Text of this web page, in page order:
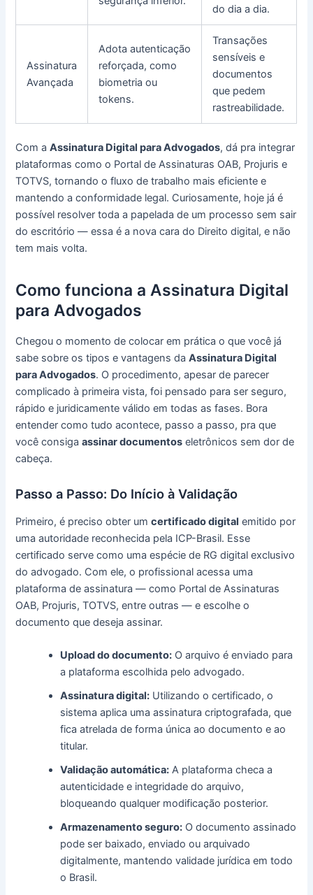
do dia a dia.
Assinatura
Avançada
Adota autenticação
reforçada, como
biometria ou
tokens.
Transações
sensíveis e
documentos
que pedem
rastreabilidade.
Com aAssinatura Digital para Advogados, dá pra integrar
plataformas como o Portal de Assinaturas OAB, Projuris e
TOTVS, tornando o fluxo de trabalho mais eficiente e
mantendo a conformidade legal. Curiosamente, hoje já é
possível resolver toda a papelada de um processo sem sair
do escritório — essa é a nova cara do Direito digital, e não
tem mais volta.
Como funciona a Assinatura Digital
para Advogados
Chegou o momento de colocar em prática o que você já
sabe sobre os tipos e vantagens daAssinatura Digital
para Advogados. O procedimento, apesar de parecer
complicado à primeira vista, foi pensado para ser seguro,
rápido e juridicamente válido em todas as fases. Bora
entender como tudo acontece, passo a passo, pra que
você consigaassinar documentos eletrônicos sem dor de
cabeça.
Passo a Passo: Do Início à Validação
Primeiro, é preciso obter umcertificado digital emitido por
uma autoridade reconhecida pela ICP-Brasil. Esse
certificado serve como uma espécie de RG digital exclusivo
do advogado. Com ele, o profissional acessa uma
plataforma de assinatura — como Portal de Assinaturas
OAB, Projuris, TOTVS, entre outras — e escolhe o
documento que deseja assinar.
Upload do documento: O arquivo é enviado para
a plataforma escolhida pelo advogado.
Assinatura digital: Utilizando o certificado, o
sistema aplica uma assinatura criptografada, que
fica atrelada de forma única ao documento e ao
titular.
Validação automática: A plataforma checa a
autenticidade e integridade do arquivo,
bloqueando qualquer modificação posterior.
Armazenamento seguro: O documento assinado
pode ser baixado, enviado ou arquivado
digitalmente, mantendo validade jurídica em todo
o Brasil.